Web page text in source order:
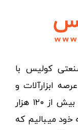
کولیس با
در عرصه ابزارآلات و
کالاهای صنعتی توانسته مورد اعتماد بیش از ۱۲۰ هزار
خود میبالیم که